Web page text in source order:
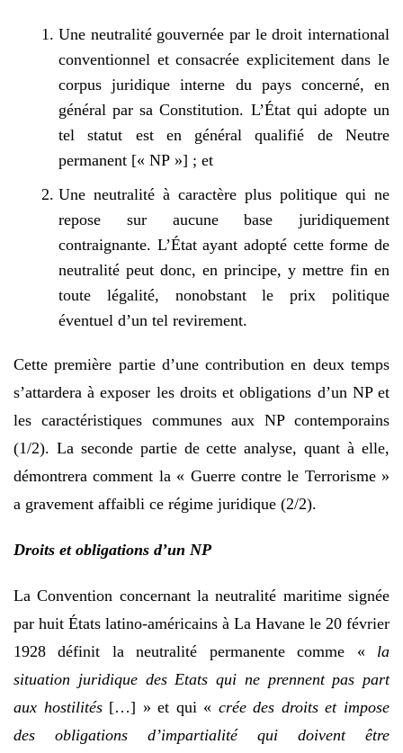
Une neutralité gouvernée par le droit international
conventionnel et consacrée explicitement dans le
corpus juridique interne du pays concerné, en
général par sa Constitution. L’État qui adopte un
tel statut est en général qualifié de Neutre
permanent [« NP »] ; et
Une neutralité à caractère plus politique qui ne
repose sur aucune base juridiquement
contraignante. L’État ayant adopté cette forme de
neutralité peut donc, en principe, y mettre fin en
toute légalité, nonobstant le prix politique
éventuel d’un tel revirement.
Cette première partie d’une contribution en deux temps
s’attardera à exposer les droits et obligations d’un NP et
les caractéristiques communes aux NP contemporains
(1/2). La seconde partie de cette analyse, quant à elle,
démontrera comment la « Guerre contre le Terrorisme »
a gravement affaibli ce régime juridique (2/2).
Droits et obligations d’un NP
La Convention concernant la neutralité maritime signée
par huit États latino-américains à La Havane le 20 février
1928 définit la neutralité permanente comme « la
situation juridique des Etats qui ne prennent pas part
aux hostilités[…] » et qui « crée des droits et impose
des obligations d’impartialité qui doivent être